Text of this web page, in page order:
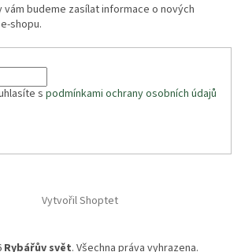
vám budeme zasílat informace o nových
shopu.
s podmínkami ochrany osobních údajů
Vytvořil Shoptet
Rybářův svět. Všechna práva vyhrazena.